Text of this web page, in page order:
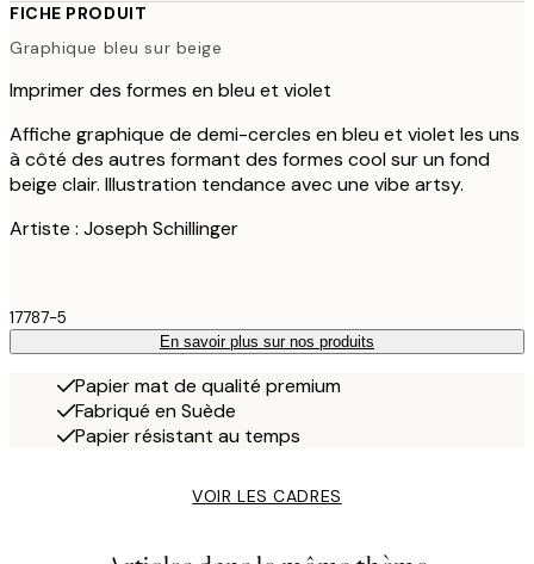
FICHE PRODUIT
Graphique bleu sur beige
Imprimer des formes en bleu et violet
Affiche graphique de demi-cercles en bleu et violet les uns
à côté des autres formant des formes cool sur un fond
beige clair. Illustration tendance avec une vibe artsy.
Artiste : Joseph Schillinger
17787-5
En savoir plus sur nos produits
Papier mat de qualité premium
Fabriqué en Suède
Papier résistant au temps
VOIR LES CADRES